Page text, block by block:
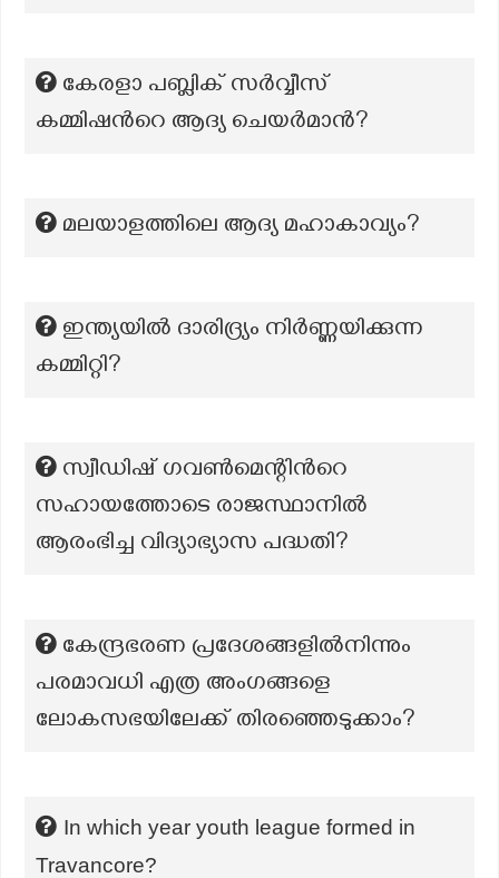
കേരളാ പബ്ലിക് സർവ്വീസ്
കമ്മിഷന്‍റെ ആദ്യ ചെയർമാൻ?
മലയാളത്തിലെ ആദ്യ മഹാകാവ്യം?
ഇന്ത്യയിൽ ദാരിദ്ര്യം നിർണ്ണയിക്കുന്ന
കമ്മിറ്റി?
സ്വീഡിഷ് ഗവൺമെന്റിന്‍റെ
സഹായത്തോടെ രാജസ്ഥാനിൽ
ആരംഭിച്ച വിദ്യാഭ്യാസ പദ്ധതി?
കേന്ദ്രഭരണ പ്രദേശങ്ങളിൽനിന്നും
പരമാവധി എത്ര അംഗങ്ങളെ
ലോകസഭയിലേക്ക് തിരഞ്ഞെടുക്കാം?
In which year youth league formed in
Travancore?